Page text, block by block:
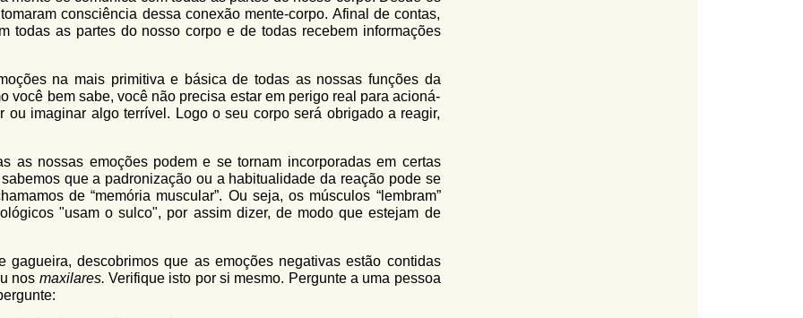
consciência dessa conexão mente-corpo. Afinal de contas,
todas as partes do nosso corpo e de todas recebem informações
na mais primitiva e básica de todas as nossas funções da
você bem sabe, você não precisa estar em perigo real para acioná-
ou imaginar algo terrível. Logo o seu corpo será obrigado a reagir,
as nossas emoções podem e se tornam incorporadas em certas
que a padronização ou a habitualidade da reação pode se
de “memória muscular”. Ou seja, os músculos “lembram”
"usam o sulco", por assim dizer, de modo que estejam de
descobrimos que as emoções negativas estão contidas
nos maxilares. Verifique isto por si mesmo. Pergunte a uma pessoa